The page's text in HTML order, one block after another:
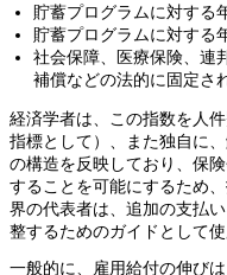
貯蓄プログラムに対する
貯蓄プログラムに対する
社会保障、医療保険、連
補償などの法的に固定さ
経済学者は、この指数を人
指標として）、また独自に
の構造を反映しており、保
することを可能にするため
界の代表者は、追加の支払
整するためのガイドとして使
一般的に、雇用給付の伸び